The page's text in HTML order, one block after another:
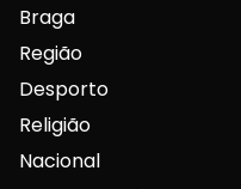
Braga
Região
Desporto
Religião
Nacional